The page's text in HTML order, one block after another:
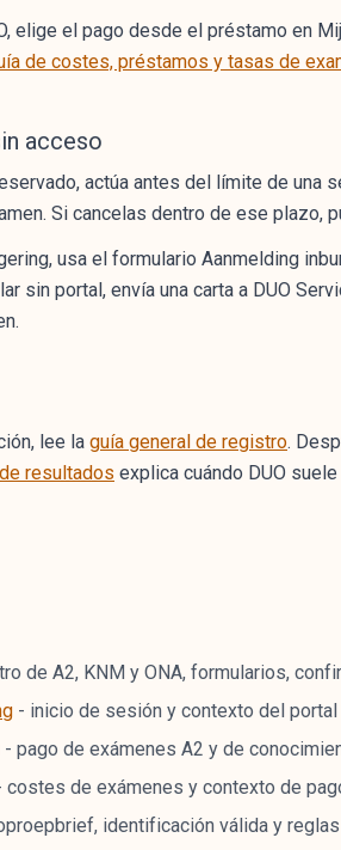
elige el pago desde el préstamo en
de costes, préstamos y tasas de
acceso
actúa antes del límite de una
Si cancelas dentro de ese plazo,
usa el formulario Aanmelding
sin portal, envía una carta a DUO
lee la guía general de registro.
resultados explica cuándo DUO
de A2, KNM y ONA, formularios,
- inicio de sesión y contexto del portal
- pago de exámenes A2 y de
costes de exámenes y contexto de
identificación válida y